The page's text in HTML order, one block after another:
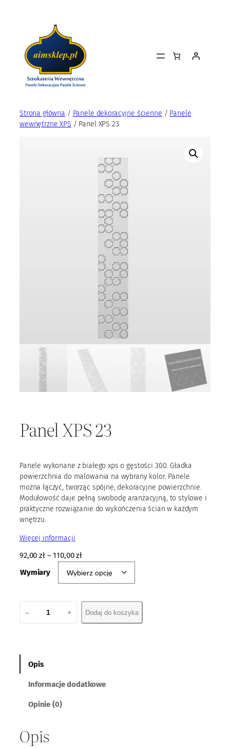
Strona główna / Panele dekoracyjne ścienne / Panele
wewnętrzne XPS / Panel XPS 23
Panel XPS 23
Panele wykonane z białego xps o gęstości 300. Gładka
powierzchnia do malowania na wybrany kolor. Panele
można łączyć, tworząc spójne, dekoracyjne powierzchnie.
Modułowość daje pełną swobodę aranżacyjną, to stylowe i
praktyczne rozwiązanie do wykończenia ścian w każdym
wnętrzu.
Więcej informacji
92,00zł–110,00zł
Wymiary
a
P
S
– + Dodaj do koszyka
Opis
Informacje dodatkowe
Opinie (0)
Opis